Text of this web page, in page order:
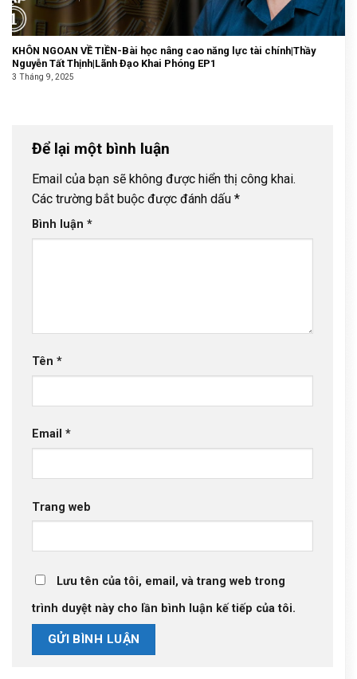
KHÔN NGOAN VỀ TIỀN-Bài học nâng cao năng lực tài chính|Thầy
Nguyễn Tất Thịnh|Lãnh Đạo Khai Phóng EP1
3 Tháng 9, 2025
Để lại một bình luận
Email của bạn sẽ không được hiển thị công khai.
Các trường bắt buộc được đánh dấu *
Bình luận *
Tên *
Email *
Trang web
Lưu tên của tôi, email, và trang web trong
trình duyệt này cho lần bình luận kế tiếp của tôi.